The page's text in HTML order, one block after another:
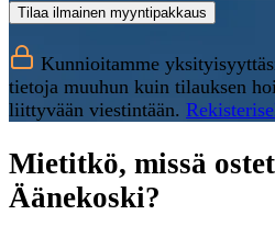
Tilaa ilmainen myyntipakkaus
Kunnioitamme
tietoja muuhun kuin tilauksen
liittyvään viestintään.
Mietitkö, missä
Äänekoski?